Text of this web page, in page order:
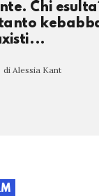
Chi
di Alessia Kant